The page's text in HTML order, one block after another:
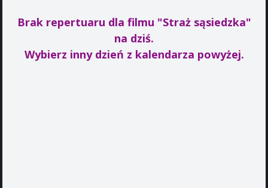
Brak repertuaru dla filmu "Straż sąsiedzka"
na dziś.
Wybierz inny dzień z kalendarza powyżej.